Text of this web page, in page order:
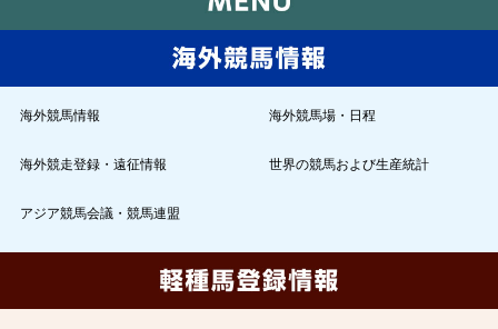
海外競馬情報 海外競馬場・日程
海外競走登録・遠征情報 世界の競馬および生産統計
アジア競馬会議・競馬連盟